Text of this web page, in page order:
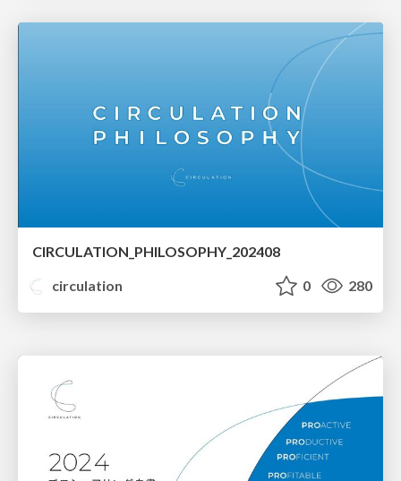
CIRCULATION_PHILOSOPHY_202408
circulation
0 280